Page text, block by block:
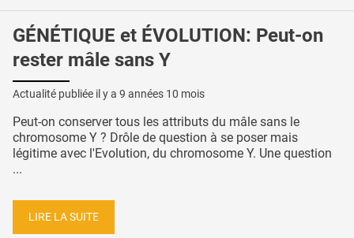
GÉNÉTIQUE et ÉVOLUTION: Peut-on
rester mâle sans Y
Actualité publiée il y a 9 années 10 mois
Peut-on conserver tous les attributs du mâle sans le
chromosome Y ? Drôle de question à se poser mais
légitime avec l'Evolution, du chromosome Y. Une question
...
LIRE LA SUITE